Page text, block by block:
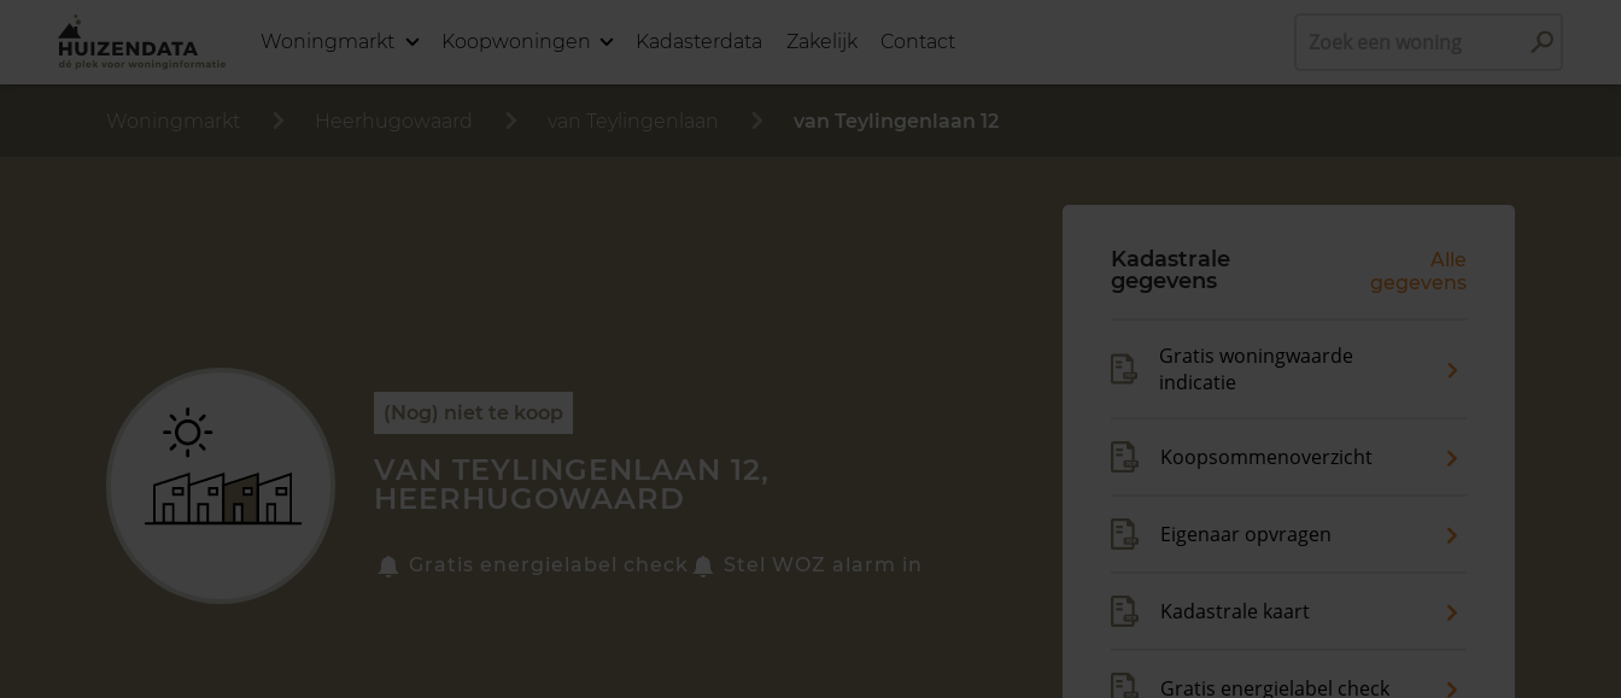
Woningmarkt Koopwoningen Kadasterdata Zakelijk Contact
Woningmarkt Heerhugowaard van Teylingenlaan van Teylingenlaan 12
(Nog) niet te koop
VAN TEYLINGENLAAN 12,
HEERHUGOWAARD
Gratis energielabel check Stel WOZ alarm in
Kadastrale
gegevens
Alle
gegevens
Gratis woningwaarde
indicatie
Koopsommenoverzicht
Eigenaar opvragen
Kadastrale kaart
Gratis energielabel check